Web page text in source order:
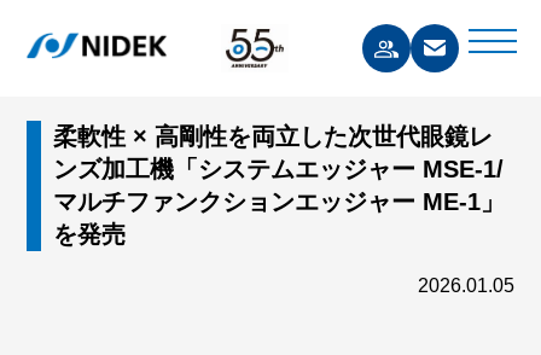
柔軟性 × 高剛性を両立した次世代眼鏡レ
ンズ加工機「システムエッジャー MSE-1/
マルチファンクションエッジャー ME-1」
を発売
2026.01.05